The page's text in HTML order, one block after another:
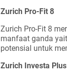
Zurich Pro-Fit 8
Zurich Pro-Fit 8
manfaat ganda
potensial untuk
Zurich Investa Plus